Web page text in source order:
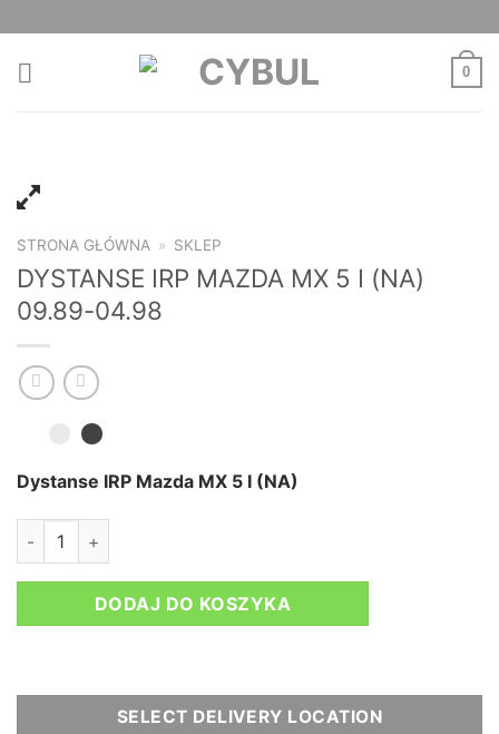
content
0
STRONA GŁÓWNA » SKLEP
DYSTANSE IRP MAZDA MX 5 I (NA)
09.89-04.98
Dystanse IRP Mazda MX 5 I (NA)
ilość DYSTANSE IRP MAZDA MX 5 I (NA) 09.89-04.98
DODAJ DO KOSZYKA
SELECT DELIVERY LOCATION